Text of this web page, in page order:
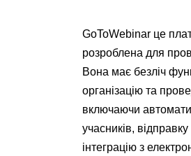
GoToWebinar це
розроблена для
Вона має безліч
організацію та
включаючи
учасників,
інтеграцію з